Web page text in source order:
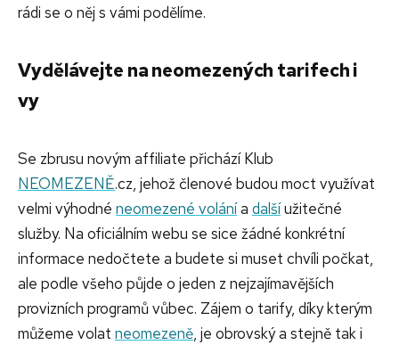
rádi se o něj s vámi podělíme.
Vydělávejte na neomezených tarifech i
vy
Se zbrusu novým affiliate přichází Klub
NEOMEZENĚ.cz, jehož členové budou moct využívat
velmi výhodné neomezené volánía dalšíužitečné
služby. Na oficiálním webu se sice žádné konkrétní
informace nedočtete a budete si muset chvíli počkat,
ale podle všeho půjde o jeden z nejzajímavějších
provizních programů vůbec. Zájem o tarify, díky kterým
můžeme volat neomezeně, je obrovský a stejně tak i